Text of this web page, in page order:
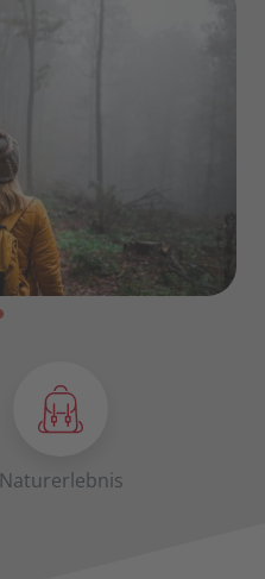
Naturerlebnis